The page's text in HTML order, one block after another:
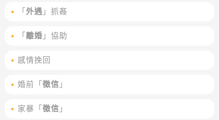
「 外遇 」抓姦
「 離婚 」協助
感情挽回
婚前「 徵信 」
家暴「 徵信 」